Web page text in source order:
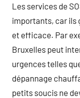
Les services de
importants, car ils
et efficace. Par
Bruxelles peut
urgences telles
dépannage
petits soucis ne